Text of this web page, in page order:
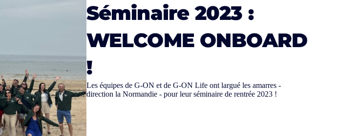
Séminaire 2023 :
WELCOME ONBOARD
!
Les équipes de G-ON et de G-ON Life ont largué les amarres -
direction la Normandie - pour leur séminaire de rentrée 2023 !